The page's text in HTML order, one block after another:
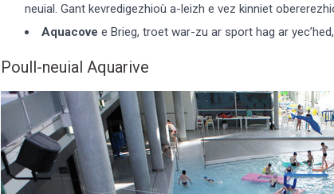
neuial. Gant kevredigezhioù a-leizh e vez kinniet
Aquacove e Brieg, troet war-zu ar sport hag ar
Poull-neuial Aquarive